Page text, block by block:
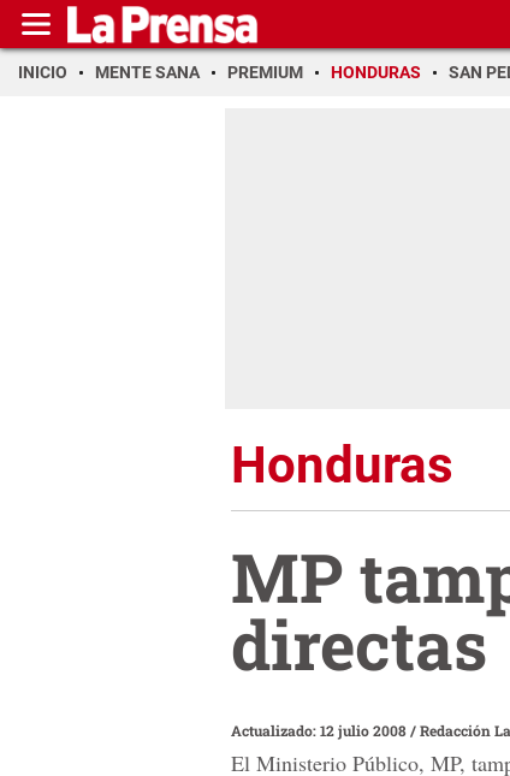
INICIO MENTE SANA PREMIUM HONDURAS SAN
Honduras
MP
directas
Actualizado: 12 julio 2008/Redacción
El Ministerio Público, MP,